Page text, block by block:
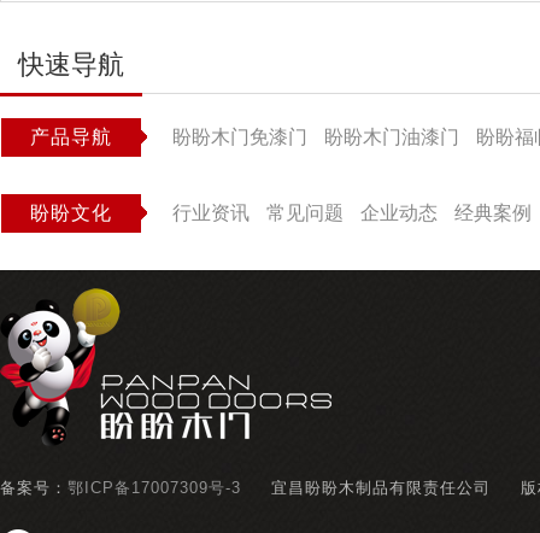
快速导航
产品导航 盼盼木门免漆门 盼盼木门油漆门 盼盼福
盼盼文化 行业资讯 常见问题 企业动态 经典案例
备案号： 鄂ICP备17007309号-3 宜昌盼盼木制品有限责任公司